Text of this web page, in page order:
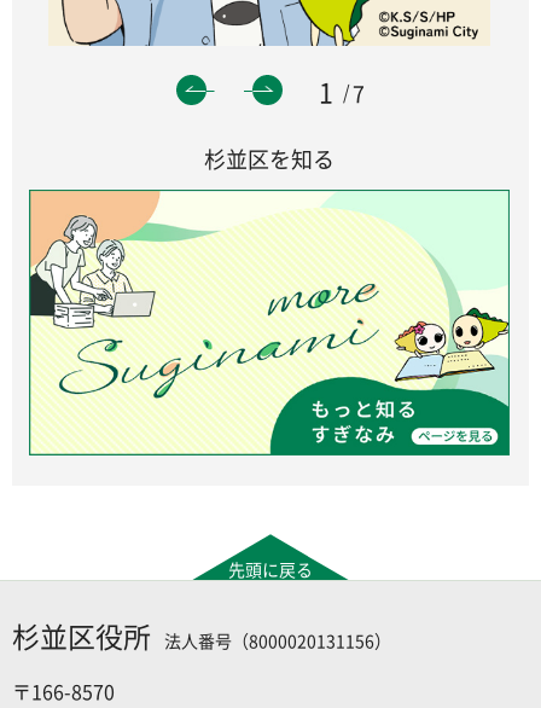
1
7
杉並区を知る
先頭に戻る
杉並区役所 法人番号（8000020131156）
〒166-8570